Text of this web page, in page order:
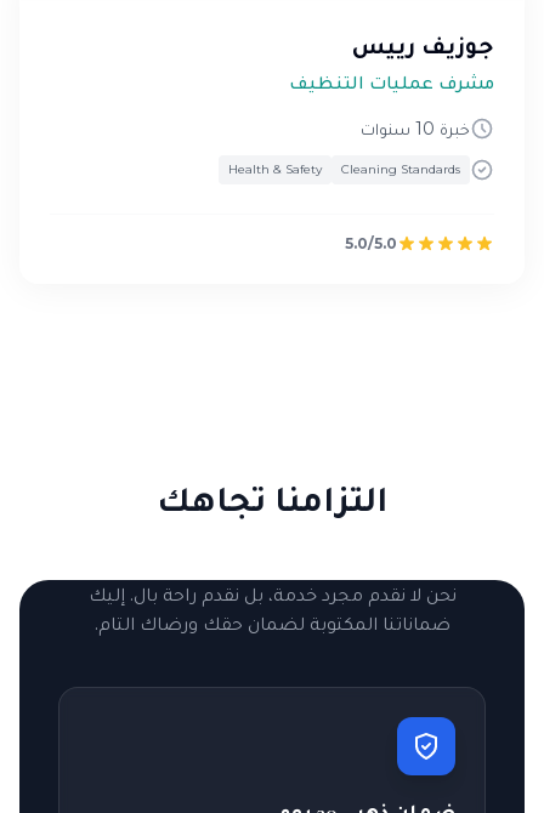
جوزيف رييس
مشرف عمليات التنظيف
خبرة 10 سنوات
Cleaning Standards
Health & Safety
5.0/5.0
التزامنا تجاهك
نحن لا نقدم مجرد خدمة، بل نقدم راحة بال. إليك
ضماناتنا المكتوبة لضمان حقك ورضاك التام.